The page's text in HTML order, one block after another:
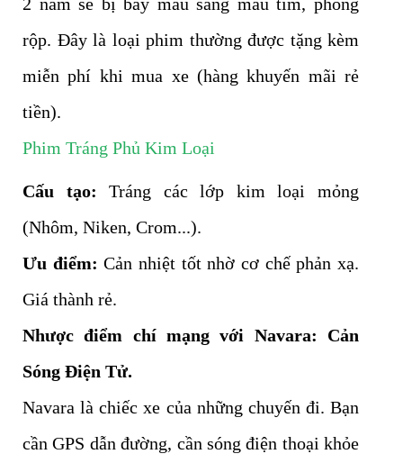
rộp. Đây là loại phim thường được tặng kèm
miễn phí khi mua xe (hàng khuyến mãi rẻ
tiền).
Phim Tráng Phủ Kim Loại
Cấu tạo: Tráng các lớp kim loại mỏng
(Nhôm, Niken, Crom...).
Ưu điểm: Cản nhiệt tốt nhờ cơ chế phản xạ.
Giá thành rẻ.
Nhược điểm chí mạng với Navara:
Cản
Sóng Điện Tử.
Navara là chiếc xe của những chuyến đi. Bạn
cần GPS dẫn đường, cần sóng điện thoại khỏe